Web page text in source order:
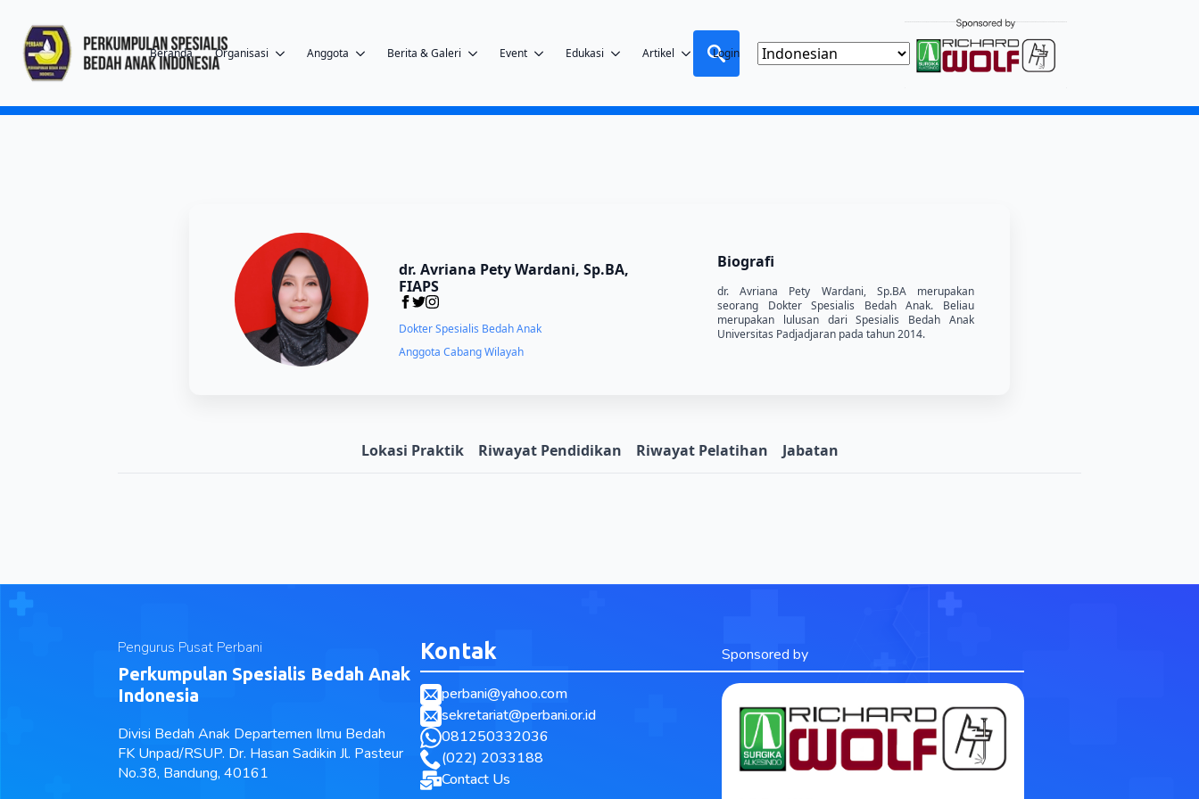
Beranda Organisasi Anggota Berita & Galeri Event Edukasi Artikel Login
for:
dr. Avriana Pety Wardani, Sp.BA,
FIAPS
Dokter Spesialis Bedah Anak
Anggota Cabang Wilayah
Biografi
dr. Avriana Pety Wardani, Sp.BA merupakan
seorang Dokter Spesialis Bedah Anak. Beliau
merupakan lulusan dari Spesialis Bedah Anak
Universitas Padjadjaran pada tahun 2014.
Lokasi Praktik Riwayat Pendidikan Riwayat Pelatihan Jabatan
Pengurus Pusat Perbani
Perkumpulan Spesialis Bedah Anak
Indonesia
Divisi Bedah Anak Departemen Ilmu Bedah
FK Unpad/RSUP. Dr. Hasan Sadikin Jl. Pasteur
No.38, Bandung, 40161
Kontak
perbani@yahoo.com
sekretariat@perbani.or.id
081250332036
(022) 2033188
Contact Us
Sponsored by